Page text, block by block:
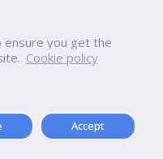
ensure you get the
Cookie policy
Accept